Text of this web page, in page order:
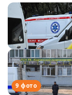
Все
Мир
Еда
9 фото